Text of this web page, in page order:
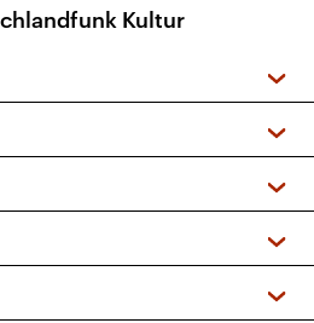
Kultur
Podcasts
+ DAB+)